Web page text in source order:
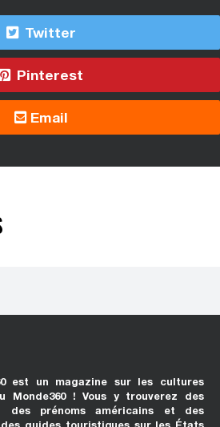
Twitter
Pinterest
Email
est un magazine sur les cultures
Monde360 ! Vous y trouverez des
des prénoms américains et des